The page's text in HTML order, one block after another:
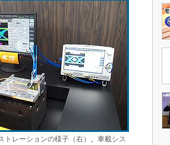
トレーションの様子（右）。車載シス